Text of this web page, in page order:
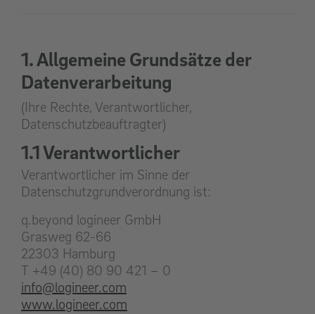
1. Allgemeine Grundsätze der
Datenverarbeitung
(Ihre Rechte, Verantwortlicher,
Datenschutzbeauftragter)
1.1 Verantwortlicher
Verantwortlicher im Sinne der
Datenschutzgrundverordnung ist:
q.beyond logineer GmbH
Grasweg 62-66
22303 Hamburg
T +49 (40) 80 90 421 – 0
info@logineer.com
www.logineer.com